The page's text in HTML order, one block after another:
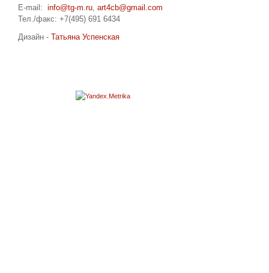
E-mail: info@tg-m.ru, art4cb@gmail.com
Тел./факс: +7(495) 691 6434
Дизайн - Татьяна Успенская